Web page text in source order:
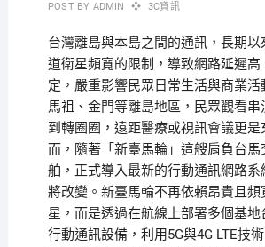
POST BY ADMIN 3C資訊
台灣離島與本島之間的通訊，長期
道衛星頻寬的限制，導致網路延遲高
定，嚴重影響民眾日常生活與商業活
馬祖、金門等離島地區，民眾觀看串
到轉圈圈，遠距醫療或視訊會議更
而，隨著「新臺馬輪」這艘肩負台馬
舶，正式導入最新的行動通訊網路系
將改變。新臺馬輪不再依賴昂貴且頻
星，而是透過在航線上部署多個基地
行動通訊設備，利用5G與4G LTE技